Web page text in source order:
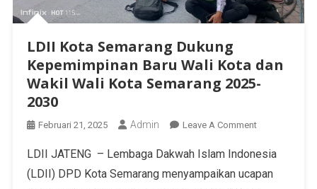
LDII Kota Semarang Dukung
Kepemimpinan Baru Wali Kota dan
Wakil Wali Kota Semarang 2025-
2030
Februari 21, 2025 Admin Leave A Comment
LDII JATENG – Lembaga Dakwah Islam Indonesia
(LDII) DPD Kota Semarang menyampaikan ucapan